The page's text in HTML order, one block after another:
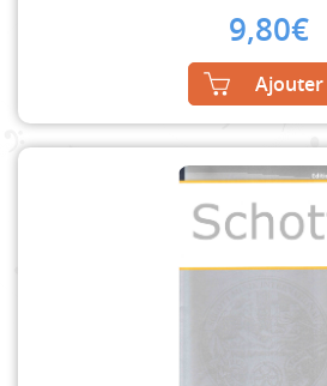
9,80€
Ajouter